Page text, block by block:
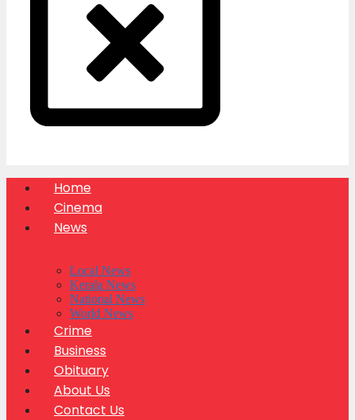
Home
Cinema
News
Local News
Kerala News
National News
World News
Crime
Business
Obituary
About Us
Contact Us